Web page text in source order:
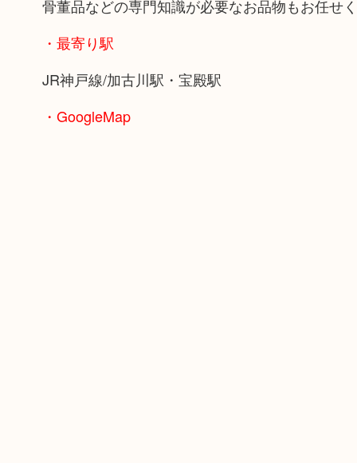
骨董品などの専門知識が必要なお品物もお任せ
・最寄り駅
JR神戸線/加古川駅・宝殿駅
・GoogleMap